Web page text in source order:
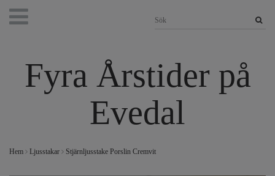
Fyra Årstider på
Evedal
Hem Ljusstakar Stjärnljusstake Porslin Cremvit